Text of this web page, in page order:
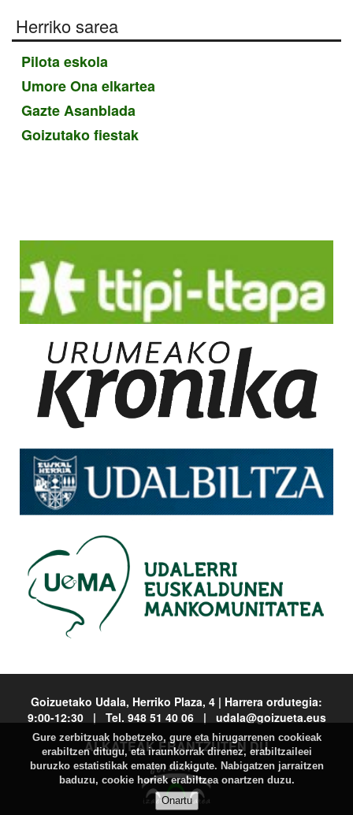
Herriko sarea
Pilota eskola
Umore Ona elkartea
Gazte Asanblada
Goizutako fiestak
Goizuetako Udala, Herriko Plaza, 4 | Harrera ordutegia:
9:00-12:30 | Tel. 948 51 40 06 | udala@goizueta.eus
ALKATEAK ERANTZUTEN DU
Gure zerbitzuak hobetzeko, gure eta hirugarrenen cookieak
erabiltzen ditugu, eta iraunkorrak direnez, erabiltzaileei
buruzko estatistikak ematen dizkigute. Nabigatzen jarraitzen
baduzu, cookie horiek erabiltzea onartzen duzu.